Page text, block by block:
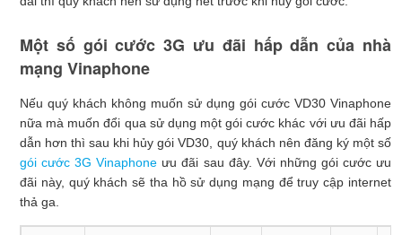
Một số gói cước 3G ưu đãi hấp dẫn của nhà
mạng Vinaphone
Nếu quý khách không muốn sử dụng gói cước VD30 Vinaphone
nữa mà muốn đổi qua sử dụng một gói cước khác với ưu đãi hấp
dẫn hơn thì sau khi hủy gói VD30, quý khách nên đăng ký một số
gói cước 3G Vinaphone ưu đãi sau đây. Với những gói cước ưu
đãi này, quý khách sẽ tha hồ sử dụng mạng để truy cập internet
thả ga.